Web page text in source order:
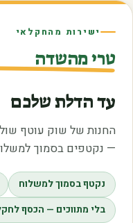
ישירות מהחקלאי
טרי מהשדה
עד הדלת שלכם
החנות של שוק עוטף
— נקטפים בסמוך
נקטף בסמוך למשלוח
בלי מתווכים — הכסף